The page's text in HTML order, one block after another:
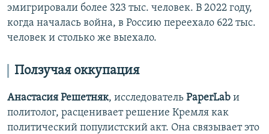
эмигрировали более 323 тыс. человек. В 2022 году,
когда началась война, в Россию переехало 622 тыс.
человек и столько же выехало.
Ползучая оккупация
Анастасия Решетняк, исследователь PaperLab и
политолог, расценивает решение Кремля как
политический популистский акт. Она связывает это